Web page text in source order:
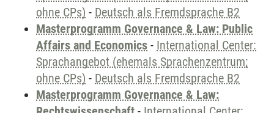
ohne CPs) - Deutsch als Fremdsprache B2
Masterprogramm Governance & Law: Public
Affairs and Economics - International Center:
Sprachangebot (ehemals Sprachenzentrum;
ohne CPs) - Deutsch als Fremdsprache B2
Masterprogramm Governance & Law: